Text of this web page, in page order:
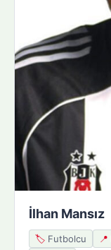
İlhan Mansız
🏷️ Futbolcu 📍